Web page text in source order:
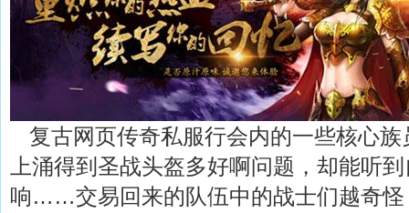
复古网页传奇私服行会内的一些核心族
上涌得到圣战头盔多好啊问题，却能听
响……交易回来的队伍中的战士们越奇怪